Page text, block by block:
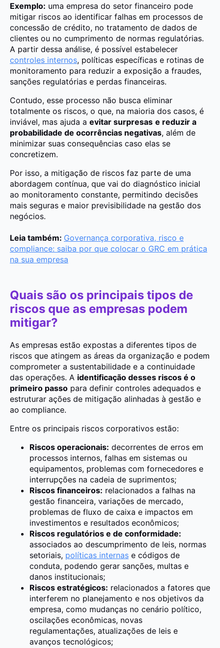
Exemplo: uma empresa do setor financeiro pode
mitigar riscos ao identificar falhas em processos de
concessão de crédito, no tratamento de dados de
clientes ou no cumprimento de normas regulatórias.
A partir dessa análise, é possível estabelecer
controles internos, políticas específicas e rotinas de
monitoramento para reduzir a exposição a fraudes,
sanções regulatórias e perdas financeiras.
Contudo, esse processo não busca eliminar
totalmente os riscos, o que, na maioria dos casos, é
inviável, mas ajuda a evitar surpresas e reduzir a
probabilidade de ocorrências negativas, além de
minimizar suas consequências caso elas se
concretizem.
Por isso, a mitigação de riscos faz parte de uma
abordagem contínua, que vai do diagnóstico inicial
ao monitoramento constante, permitindo decisões
mais seguras e maior previsibilidade na gestão dos
negócios.
Leia também: Governança corporativa, risco e
compliance: saiba por que colocar o GRC em prática
na sua empresa
Quais são os principais tipos de
riscos que as empresas podem
mitigar?
As empresas estão expostas a diferentes tipos de
riscos que atingem as áreas da organização e podem
comprometer a sustentabilidade e a continuidade
das operações. A identificação desses riscos é o
primeiro passo para definir controles adequados e
estruturar ações de mitigação alinhadas à gestão e
ao compliance.
Entre os principais riscos corporativos estão:
Riscos operacionais: decorrentes de erros em
processos internos, falhas em sistemas ou
equipamentos, problemas com fornecedores e
interrupções na cadeia de suprimentos;
Riscos financeiros: relacionados a falhas na
gestão financeira, variações de mercado,
problemas de fluxo de caixa e impactos em
investimentos e resultados econômicos;
Riscos regulatórios e de conformidade:
associados ao descumprimento de leis, normas
setoriais, políticas internas e códigos de
conduta, podendo gerar sanções, multas e
danos institucionais;
Riscos estratégicos: relacionados a fatores que
interferem no planejamento e nos objetivos da
empresa, como mudanças no cenário político,
oscilações econômicas, novas
regulamentações, atualizações de leis e
avanços tecnológicos;